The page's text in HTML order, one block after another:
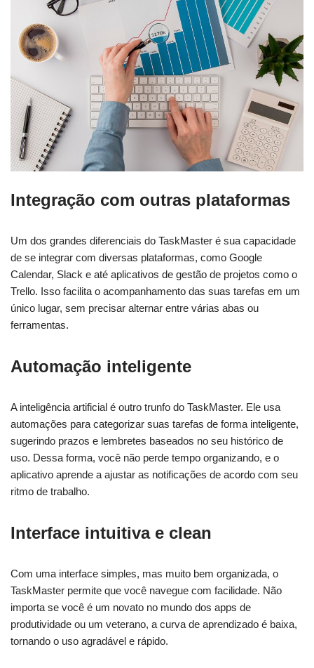
Integração com outras plataformas
Um dos grandes diferenciais do TaskMaster é sua capacidade
de se integrar com diversas plataformas, como Google
Calendar, Slack e até aplicativos de gestão de projetos como o
Trello. Isso facilita o acompanhamento das suas tarefas em um
único lugar, sem precisar alternar entre várias abas ou
ferramentas.
Automação inteligente
A inteligência artificial é outro trunfo do TaskMaster. Ele usa
automações para categorizar suas tarefas de forma inteligente,
sugerindo prazos e lembretes baseados no seu histórico de
uso. Dessa forma, você não perde tempo organizando, e o
aplicativo aprende a ajustar as notificações de acordo com seu
ritmo de trabalho.
Interface intuitiva e clean
Com uma interface simples, mas muito bem organizada, o
TaskMaster permite que você navegue com facilidade. Não
importa se você é um novato no mundo dos apps de
produtividade ou um veterano, a curva de aprendizado é baixa,
tornando o uso agradável e rápido.